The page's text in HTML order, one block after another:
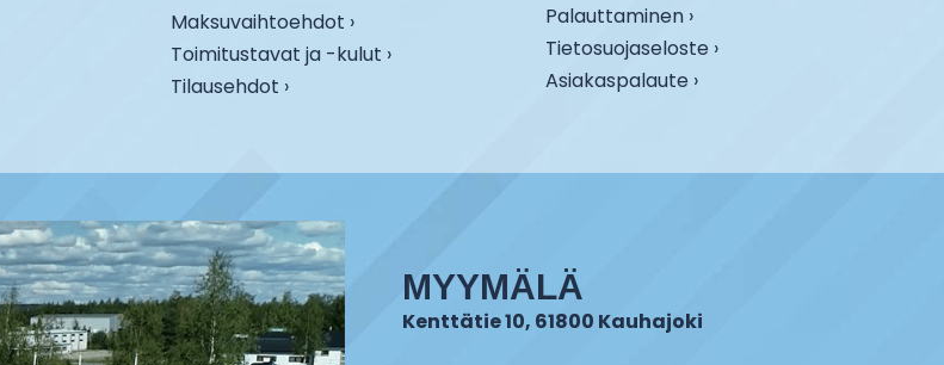
Maksuvaihtoehdot ›
Toimitustavat ja -kulut ›
Tilausehdot ›
Palauttaminen ›
Tietosuojaseloste ›
Asiakaspalaute ›
MYYMÄLÄ
Kenttätie 10, 61800 Kauhajoki